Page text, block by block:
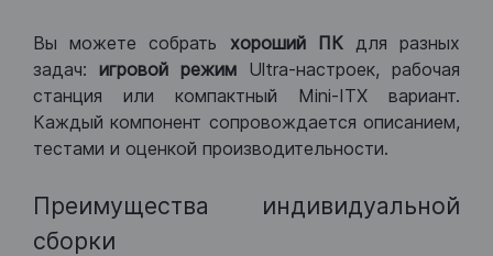
Вы можете собрать хороший ПКдля разных
задач: игровой режим Ultra-настроек, рабочая
станция или компактный Mini-ITX вариант.
Каждый компонент сопровождается описанием,
тестами и оценкой производительности.
Преимущества индивидуальной
сборки